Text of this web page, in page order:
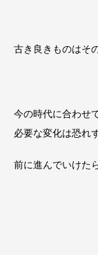
古き良きものはそ
今の時代に合わせ
必要な変化は恐れ
前に進んでいけた